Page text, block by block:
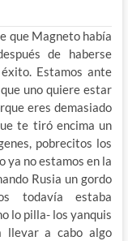
que Magneto había
de haberse
Estamos ante
uno quiere estar
eres demasiado
te tiró encima un
pobrecitos los
ya no estamos en la
Rusia un gordo
todavía estaba
lo pilla- los yanquis
llevar a cabo algo